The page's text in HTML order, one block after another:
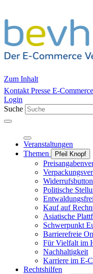
Zum Inhalt
Kontakt Presse E-
Login
Suche
Veranstaltungen
Themen
Pfeil Knopf
Politische
Kauf auf
Asiatische
Schwerpunkt
Barrierefreie
Für Vielfalt im
Nachhaltigkeit
Karriere im E-
Rechtshilfen